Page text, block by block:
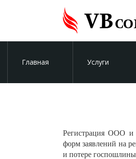
Главная Услуги
РегистрацияООО и
форм заявлений на
и потере